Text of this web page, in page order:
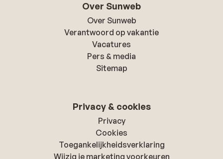
Over Sunweb
Over Sunweb
Verantwoord op vakantie
Vacatures
Pers & media
Sitemap
Privacy & cookies
Privacy
Cookies
Toegankelijkheidsverklaring
Wijzig je marketing voorkeuren